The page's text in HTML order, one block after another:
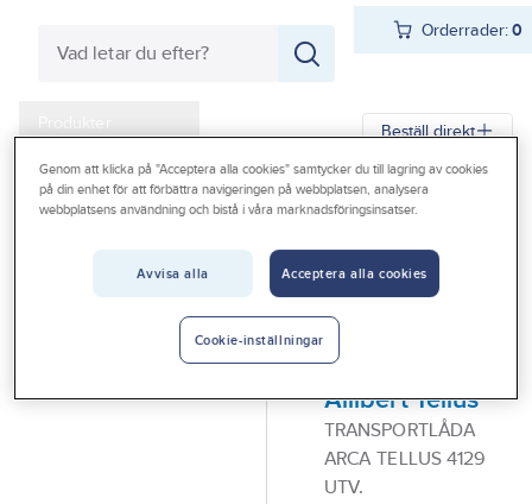
Orderrader:0
Produkter
Kampanjer
Outlet
Beställ direkt
Gelia Produkter Arbetsplats Förvaring
Väskor och lådor
Transportlåda
Schoeller
Allibert Tellus
TRANSPORTLÅDA
ARCA TELLUS 4129
UTV.
Genom att klicka på "Acceptera alla cookies" samtycker du till lagring av cookies
på din enhet för att förbättra navigeringen på webbplatsen, analysera
webbplatsens användning och bistå i våra marknadsföringsinsatser.
Avvisa alla Acceptera alla cookies
Cookie-inställningar